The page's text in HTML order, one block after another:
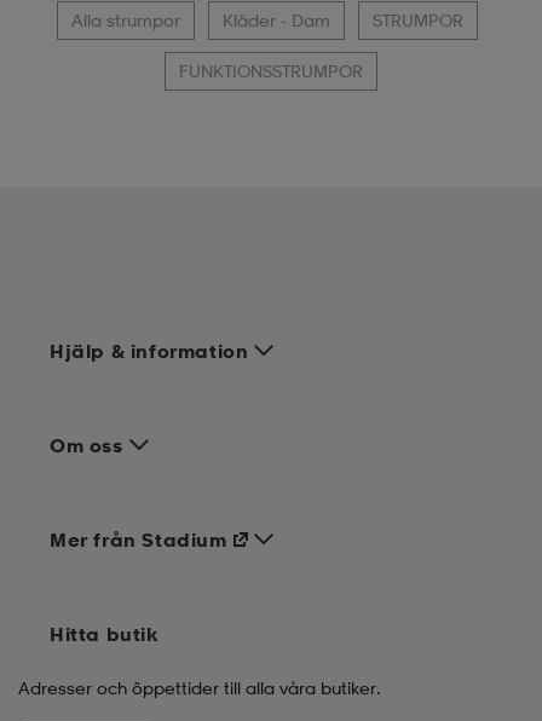
Alla strumpor Kläder - Dam STRUMPOR
FUNKTIONSSTRUMPOR
Hjälp & information
Om oss
Mer från Stadium
Hitta butik
Adresser och öppettider till alla våra butiker.